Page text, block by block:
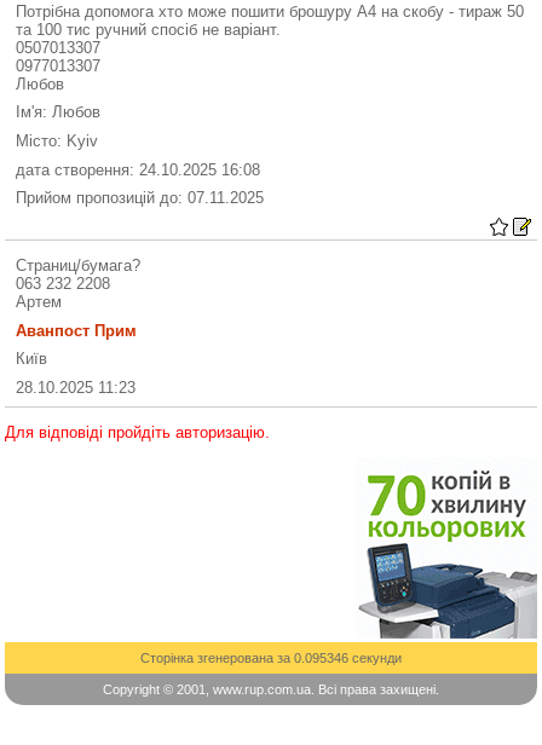
Потрібна допомога хто може пошити брошуру А4 на скобу - тираж 50
та 100 тис ручний спосіб не варіант.
0507013307
0977013307
Любов
Ім'я: Любов
Місто: Kyiv
дата створення: 24.10.2025 16:08
Прийом пропозицій до: 07.11.2025
Страниц/бумага?
063 232 2208
Артем
Аванпост Прим
Київ
28.10.2025 11:23
Для відповіді пройдіть авторизацію.
Сторінка згенерована за 0.095346 секунди
Copyright © 2001, www.rup.com.ua. Всі права захищені.